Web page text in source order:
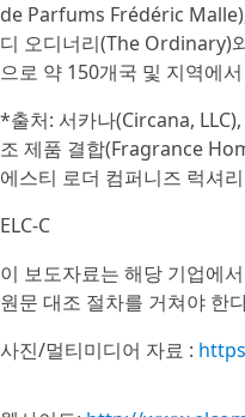
de Parfums Frédéric
디 오디너리(The Ordinary)
으로 약 150개국 및 지역에
*출처: 서카나(Circana,
조 제품 결합(Fragrance
에스티 로더 컴퍼니즈 럭셔
ELC-C
이 보도자료는 해당 기업에
원문 대조 절차를 거쳐야 한
사진/멀티미디어 자료 :